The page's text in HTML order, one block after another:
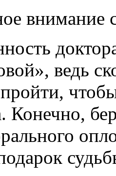
внимание
ведь
Конечно,